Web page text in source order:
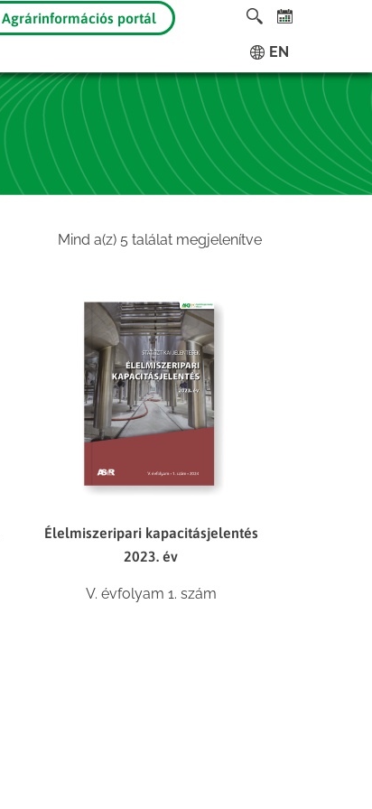
Agrárinformációs portál
EN
Mind a(z) 5 találat megjelenítveSorted
Élelmiszeripari kapacitásjelentés
2023. év
V. évfolyam 1. szám